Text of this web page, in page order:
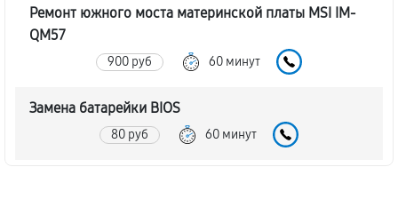
Ремонт южного моста материнской платы MSI IM-
QM57
900 руб 60 минут
Замена батарейки BIOS
80 руб 60 минут